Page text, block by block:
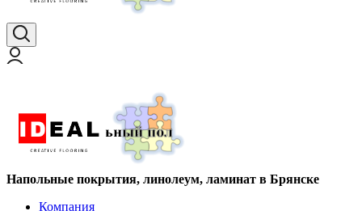
Напольные покрытия, линолеум, ламинат в Брянске
Компания